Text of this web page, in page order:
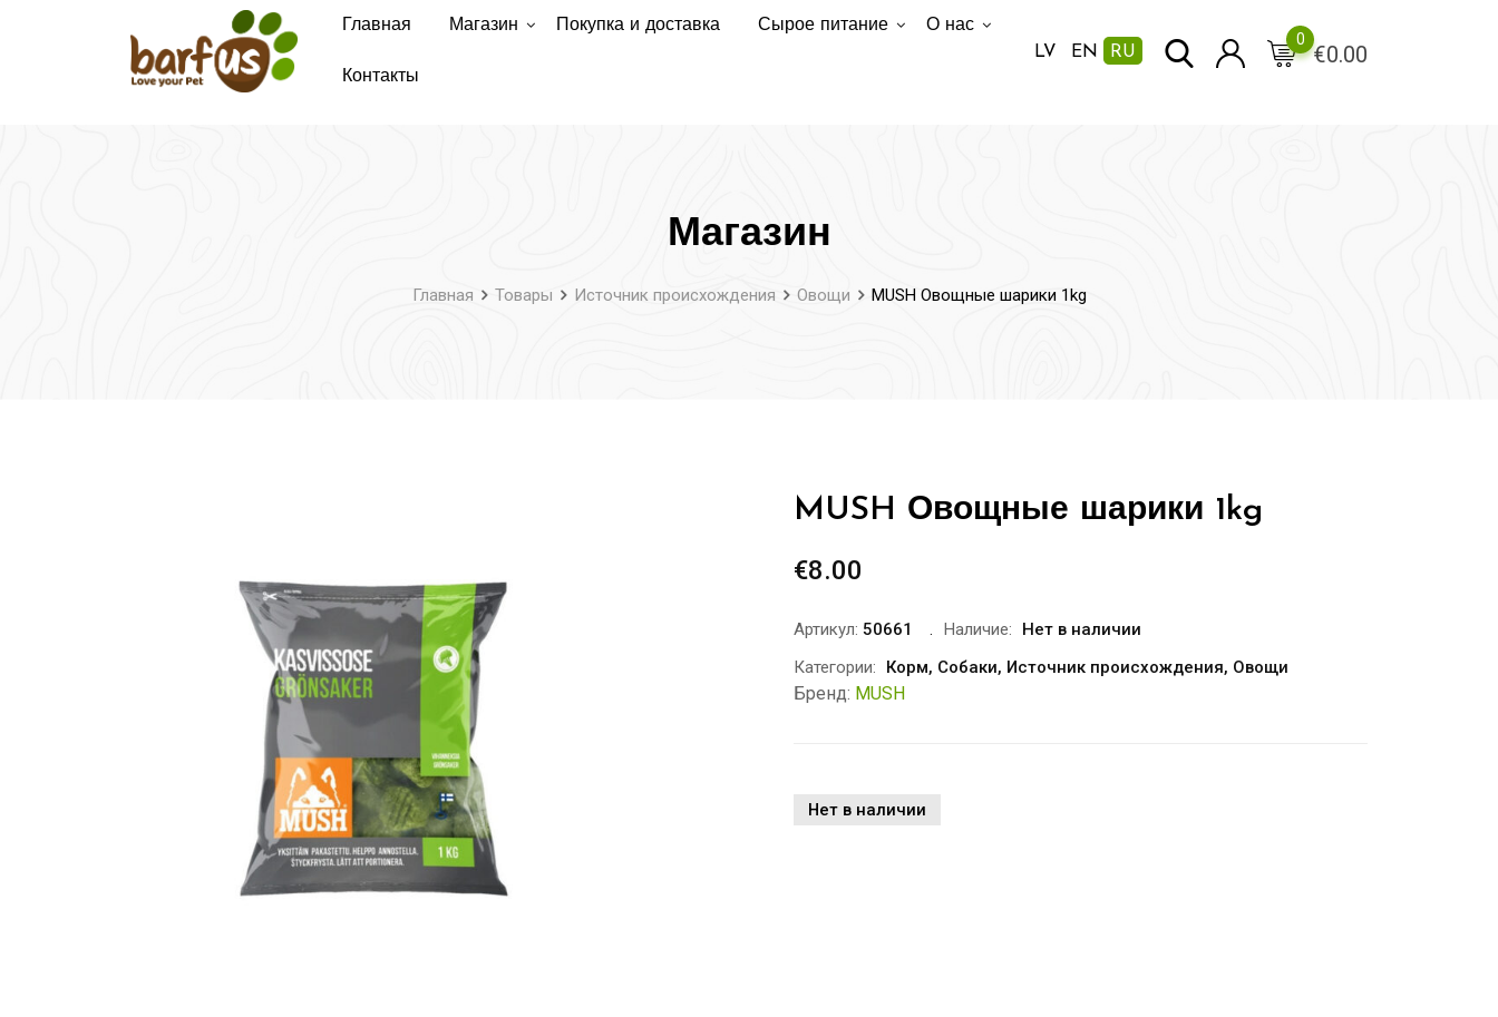
Главная Магазин Покупка и доставка Сырое питание О нас
Контакты
LV EN RU €0.00
0
Магазин
Главная Товары Источник происхождения Овощи MUSH Овощные шарики 1kg
MUSH Овощные шарики 1kg
€8.00
Артикул: 50661 Наличие:
Нет в наличии
Категории:
Корм, Собаки, Источник происхождения, Овощи
Бренд: MUSH
Нет в наличии